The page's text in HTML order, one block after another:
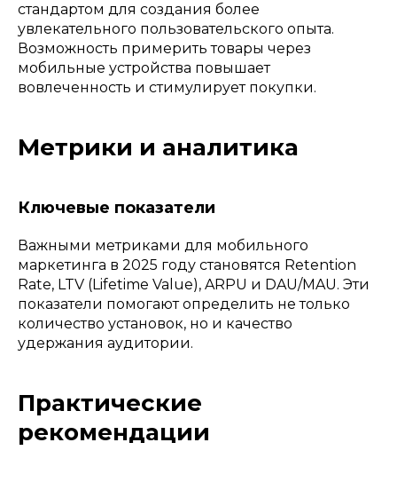
стандартом для создания более
увлекательного пользовательского опыта.
Возможность примерить товары через
мобильные устройства повышает
вовлеченность и стимулирует покупки.
Метрики и аналитика
Ключевые показатели
Важными метриками для мобильного
маркетинга в 2025 году становятся Retention
Rate, LTV (Lifetime Value), ARPU и DAU/MAU. Эти
показатели помогают определить не только
количество установок, но и качество
удержания аудитории.
Практические
рекомендации